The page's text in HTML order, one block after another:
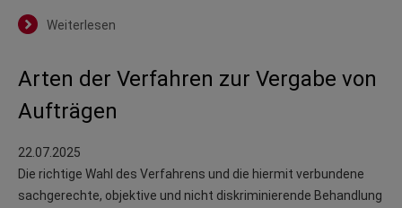
Weiterlesen
Arten der Verfahren zur Vergabe von
Aufträgen
22.07.2025
Die richtige Wahl des Verfahrens und die hiermit verbundene
sachgerechte, objektive und nicht diskriminierende Behandlung